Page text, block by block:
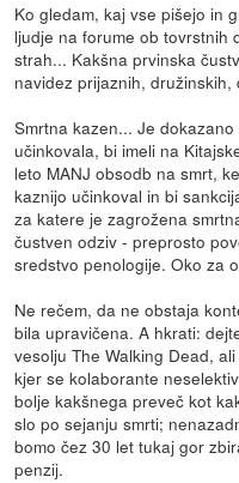
Ko gledam, kaj vse pišejo in
ljudje na forume ob tovrstnih
strah... Kakšna prvinska
navidez prijaznih,
Smrtna kazen... Je
učinkovala, bi imeli na
leto MANJ obsodb na smrt,
kaznijo učinkoval in bi
za katere je zagrožena
čustven odziv - preprosto
sredstvo penologije. Oko za
Ne rečem, da ne obstaja
bila upravičena. A hkrati:
vesolju The Walking Dead,
kjer se kolaborante
bolje kakšnega preveč kot
slo po sejanju smrti;
bomo čez 30 let tukaj gor
penzij.